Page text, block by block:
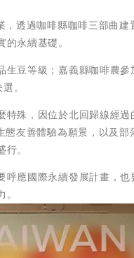
透過咖啡縣咖啡三部曲
永續基礎。
豆等級；嘉義縣咖啡農
。
殊，因位於北回歸線經
友善體驗為願景，以及
。
應國際永續發展計畫，